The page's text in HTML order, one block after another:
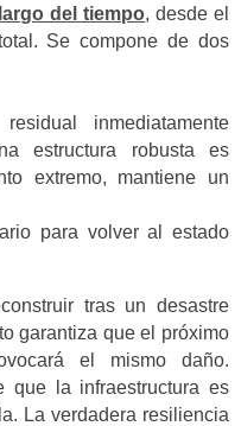
del tiempo, desde el
Se compone de dos
inmediatamente
estructura robusta es
extremo, mantiene un
para volver al estado
tras un desastre
garantiza que el próximo
el mismo daño.
que la infraestructura es
La verdadera resiliencia